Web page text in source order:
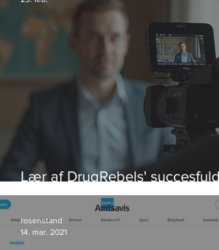
Lær af DrugRebels'
videoeksempler
rosenstand
14. mar. 2021